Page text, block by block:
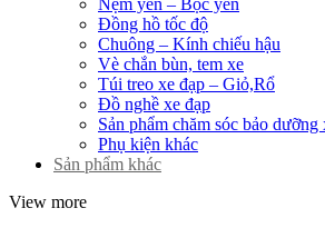
Đồng hồ tốc độ
Chuông – Kính chiếu hậu
Vè chắn bùn, tem xe
Túi treo xe đạp – Giỏ,Rổ
Đồ nghề xe đạp
Sản phẩm chăm sóc bảo dưỡng
Phụ kiện khác
Sản phẩm khác
View more